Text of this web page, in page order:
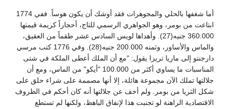
أما شغفها بالحلي والمجوهرات فقد أوشك أن يكون هوساً. ففي 1774
ابتاعت من بومر، وهو الجواهري الرسمي للتاج، أحجاراً كريمة قيمتها
360.000 جنيه(27). وأهداها لويس السادس عشر طقماً من العقيق،
والماس والأساور، وثمنه 200.000 جنيه(28). وفي 1776 كتب مرسي
دارجنتو إلى ماريا تريزا يقول: "مع أن الملك أعطى الملكة في شتى
المناسبات ما يساوي أكثر من 100.000 "أيكو" من الماس، ومع أن
جلالتها تملك الآن مجموعة هائلة، إلا أنها مصممة على شراء حلق على
شكل الثريا من بومر. ولم أخف عن جلالتها أنه كان أحكم في الظروف
الاقتصادية الراهنة لو تجنبت هذا لإنفاق الباهظ، ولكنها لم تستطع